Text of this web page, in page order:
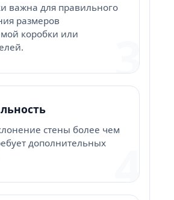
3
важна для правильного
размеров
коробки или
4
стены более чем
дополнительных